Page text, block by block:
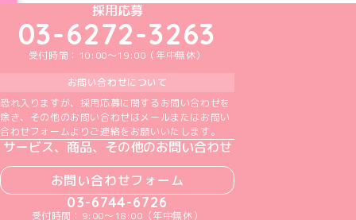
めいどりーみんTikTok公式アカウント
めいどりーみんX公式アカウント
めいどりーみんInstagram公式アカウント
めいどりーみんFacebook公式アカウン
めいどりーみんYouTube公式アカ
採用応募
03-6272-3263
受付時間：10:00～19:00（年中無休）
お問い合わせについて
恐れ入りますが、採用応募に関するお問い合わせを
除き、その他のお問い合わせはメールまたはお問い
合わせフォームよりご連絡をお願いいたします。
サービス、商品、その他のお問い合わせ
お問い合わせフォーム
03-6744-6726
受付時間：9:00～18:00（年中無休）